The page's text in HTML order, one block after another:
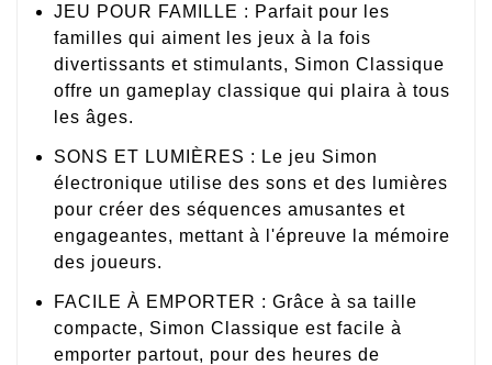
JEU POUR FAMILLE : Parfait pour les
familles qui aiment les jeux à la fois
divertissants et stimulants, Simon Classique
offre un gameplay classique qui plaira à tous
les âges.
SONS ET LUMIÈRES : Le jeu Simon
électronique utilise des sons et des lumières
pour créer des séquences amusantes et
engageantes, mettant à l'épreuve la mémoire
des joueurs.
FACILE À EMPORTER : Grâce à sa taille
compacte, Simon Classique est facile à
emporter partout, pour des heures de